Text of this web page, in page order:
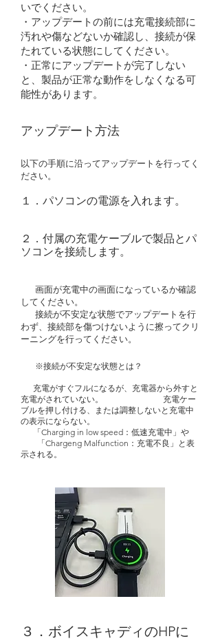
いでください。
・アップデートの前には充電接続部に
汚れや傷などないか確認し、接続が保
たれている状態にしてください。
・正常にアップデートが完了しない
と、製品が正常な動作をしなくなる可
能性があります。
アップデート方法
以下の手順に沿ってアップデートを行ってく
ださい。
１．パソコンの電源を入れます。
２．付属の充電ケーブルで製品とパ
ソコンを接続します。
画面が充電中の画面になっているか確認
してください。
接続が不安定な状態でアップデートを行
わず、接続部を傷つけないように擦ってクリ
ーニングを行ってください。
※接続が不安定な状態とは？
充電がすぐフルになるが、充電器から外すと
充電がされていない。 充電ケー
ブルを押し付ける、または調整しないと充電中
の表示にならない。
「Charging in low speed：低速充電中」や
「Chargeng Malfunction：充電不良」と表
示される。
３．ボイスキャディのHPに